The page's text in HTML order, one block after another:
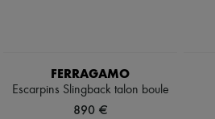
FERRAGAMO
Escarpins Slingback talon boule
890 €